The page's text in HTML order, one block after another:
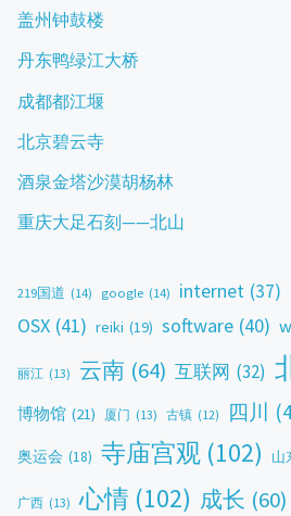
盖州钟鼓楼
丹东鸭绿江大桥
成都都江堰
北京碧云寺
酒泉金塔沙漠胡杨林
重庆大足石刻——北山
219国道 (14) google (14) internet (37)
OSX (41) reiki (19) software (40)
丽江 (13) 云南 (64) 互联网 (32)
博物馆 (21) 厦门 (13) 古镇 (12) 四川
奥运会 (18) 寺庙宫观 (102) 山
广西 (13) 心情 (102) 成长 (60)